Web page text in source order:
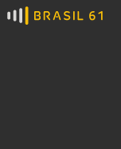
Ver todas as notícias